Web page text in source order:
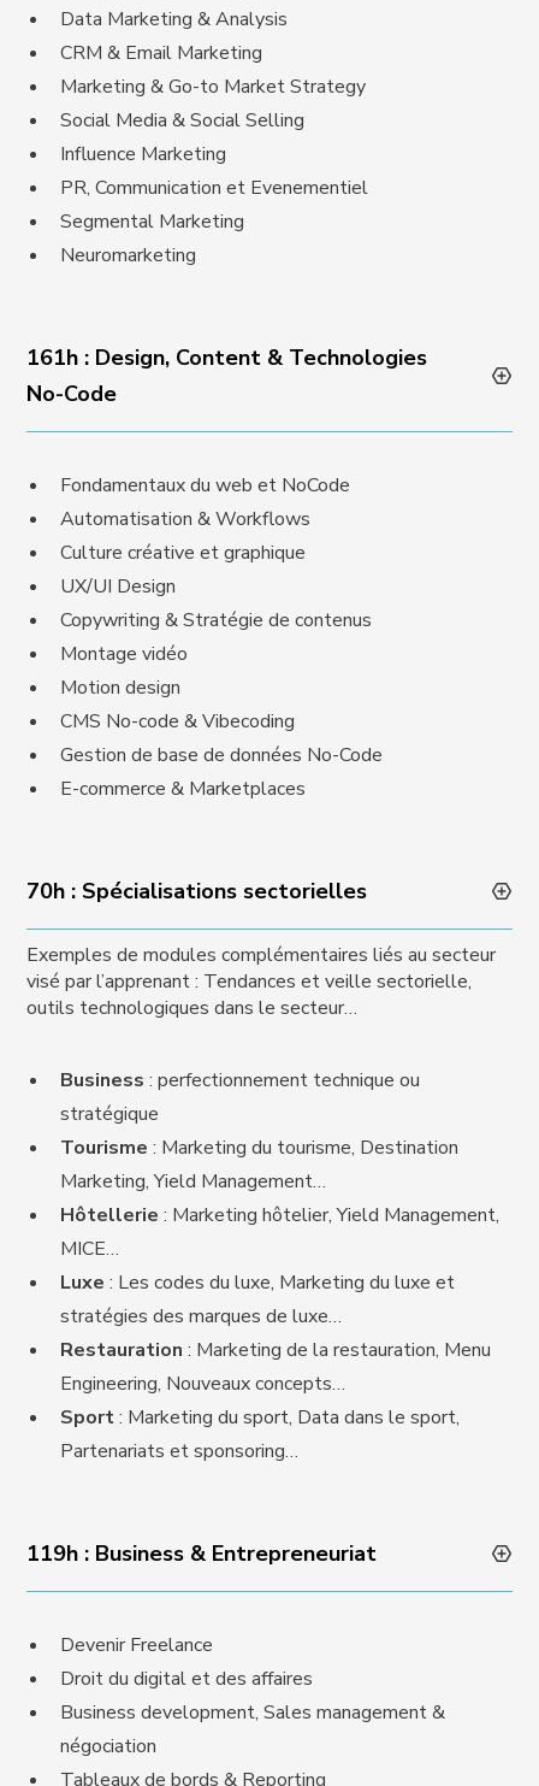
Data Marketing & Analysis
CRM & Email Marketing
Marketing & Go-to Market Strategy
Social Media & Social Selling
Influence Marketing
PR, Communication et Evenementiel
Segmental Marketing
Neuromarketing
161h : Design, Content & Technologies
No-Code
Fondamentaux du web et NoCode
Automatisation & Workflows
Culture créative et graphique
UX/UI Design
Copywriting & Stratégie de contenus
Montage vidéo
Motion design
CMS No-code & Vibecoding
Gestion de base de données No-Code
E-commerce & Marketplaces
70h : Spécialisations sectorielles
Exemples de modules complémentaires liés au secteur
visé par l’apprenant : Tendances et veille sectorielle,
outils technologiques dans le secteur…
Business: perfectionnement technique ou
stratégique
Tourisme : Marketing du tourisme, Destination
Marketing, Yield Management…
Hôtellerie: Marketing hôtelier, Yield Management,
MICE…
Luxe: Les codes du luxe, Marketing du luxe et
stratégies des marques de luxe…
Restauration: Marketing de la restauration, Menu
Engineering, Nouveaux concepts…
Sport: Marketing du sport, Data dans le sport,
Partenariats et sponsoring…
119h : Business & Entrepreneuriat
Devenir Freelance
Droit du digital et des affaires
Business development, Sales management &
négociation
Tableaux de bords & Reporting